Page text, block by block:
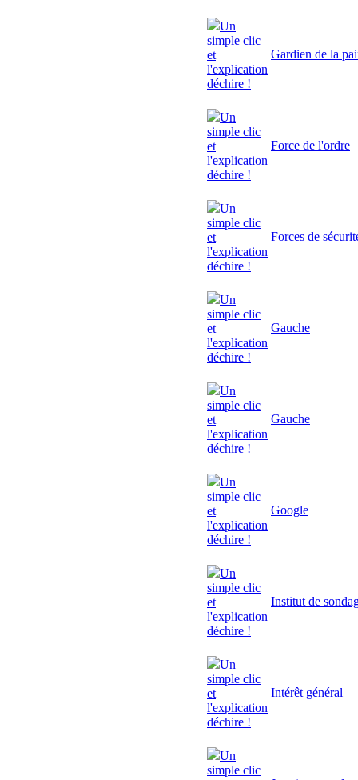
Un
simple clic
et
l'explication
déchire !
Gardien de la
Un
simple clic
et
l'explication
déchire !
Force de l'ordre
Un
simple clic
et
l'explication
déchire !
Forces de
Un
simple clic
et
l'explication
déchire !
Gauche
Un
simple clic
et
l'explication
déchire !
Gauche
Un
simple clic
et
l'explication
déchire !
Google
Un
simple clic
et
l'explication
déchire !
Institut de
Un
simple clic
et
l'explication
déchire !
Intérêt général
Un
simple clic